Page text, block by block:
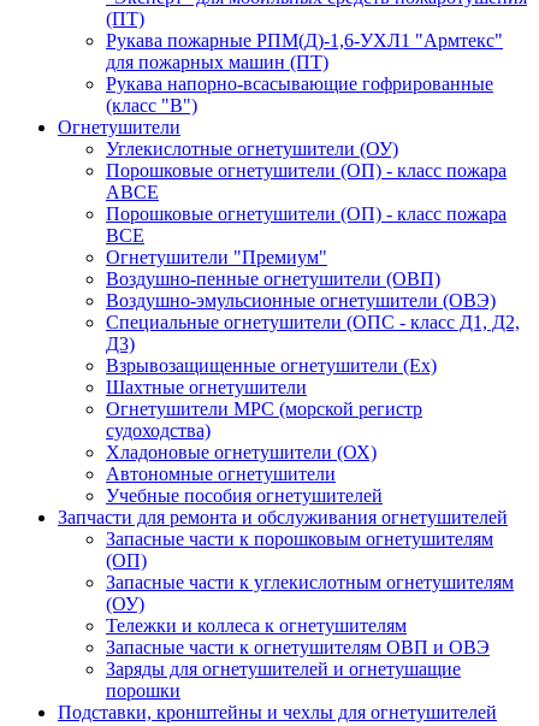
(ПТ)
Рукава пожарные РПМ(Д)-1,6-УХЛ1 "Армтекс"
для пожарных машин (ПТ)
Рукава напорно-всасывающие гофрированные
(класс "В")
Огнетушители
Углекислотные огнетушители (ОУ)
Порошковые огнетушители (ОП) - класс пожара
АВСЕ
Порошковые огнетушители (ОП) - класс пожара
ВСЕ
Огнетушители "Премиум"
Воздушно-пенные огнетушители (ОВП)
Воздушно-эмульсионные огнетушители (ОВЭ)
Специальные огнетушители (ОПС - класс Д1, Д2,
Д3)
Взрывозащищенные огнетушители (Ex)
Шахтные огнетушители
Огнетушители МРС (морской регистр
судоходства)
Хладоновые огнетушители (ОХ)
Автономные огнетушители
Учебные пособия огнетушителей
Запчасти для ремонта и обслуживания огнетушителей
Запасные части к порошковым огнетушителям
(ОП)
Запасные части к углекислотным огнетушителям
(ОУ)
Тележки и коллеса к огнетушителям
Запасные части к огнетушителям ОВП и ОВЭ
Заряды для огнетушителей и огнетушащие
порошки
Подставки, кронштейны и чехлы для огнетушителей